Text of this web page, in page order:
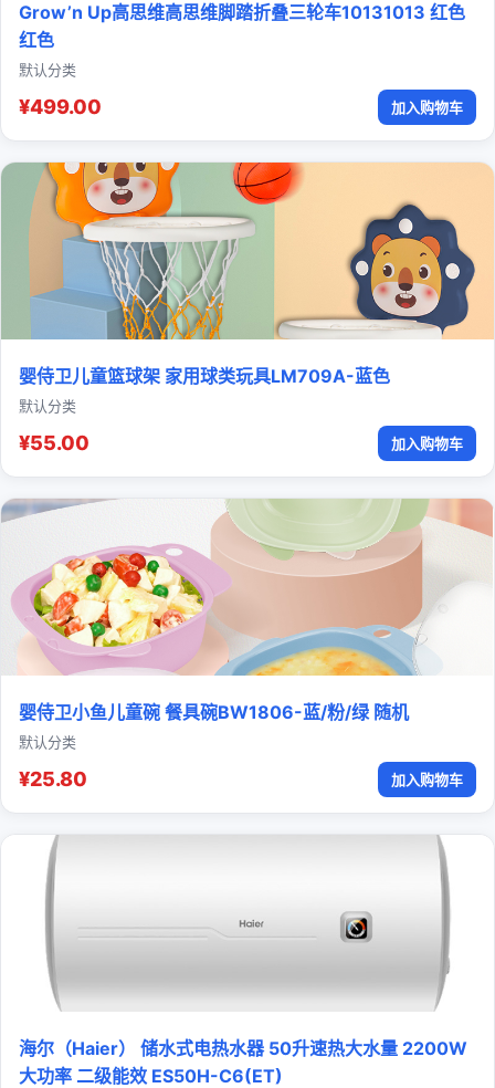
Grow’n Up高思维高思维脚踏折叠三轮车10131013 红色
红色
默认分类
¥499.00 加入购物车
婴侍卫儿童篮球架 家用球类玩具LM709A-蓝色
默认分类
¥55.00 加入购物车
婴侍卫小鱼儿童碗 餐具碗BW1806-蓝/粉/绿 随机
默认分类
¥25.80 加入购物车
海尔（Haier） 储水式电热水器 50升速热大水量 2200W
大功率 二级能效 ES50H-C6(ET)